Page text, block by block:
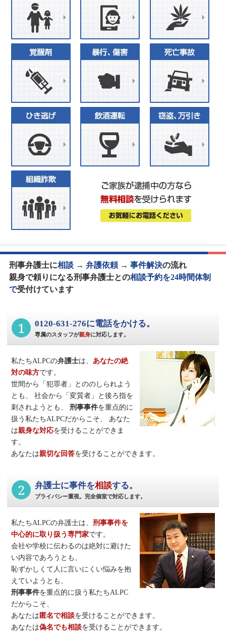
刑事弁護士に相談→ 弁護依頼→ 事件解決の流れ
親身で頼りになる刑事弁護士との相談予約を24時間体制
で受付けています
1 0120-631-276に電話をかける。
専属のスタッフが親身に対応します。
私たちALPCの弁護士は、 あなたの絶
対の味方です。
世間から「犯罪者」とののしられよう
とも、
社会から「変質者」と後ろ指を
刺されようとも、
刑事事件を重点的に
扱う私たちALPCだからこそ、
あなた
は親身な対応を受けることができま
す。
あなたは親切な回答を受けることができます。
2 弁護士に事件を相談する。
プライバシー重視。完全個室で対応します。
私たちALPCの弁護士は、刑事事件を
中心的に取り扱う専門家です。
会社や学校に伝わるのは絶対に避けた
い内容であろうとも、
恥ずかしくて人に言いにくい悩みを抱
えていようとも、
刑事事件を重点的に扱う私たちALPC
だからこそ、
あなたは匿名で相談を受けることができます。
あなたは偽名でも相談を受けることができます。